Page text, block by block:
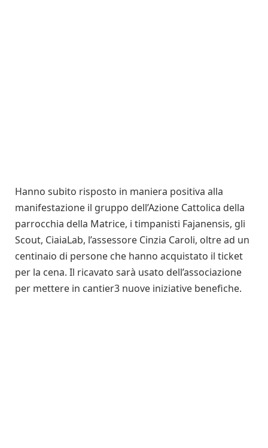
Hanno subito risposto in maniera positiva alla
manifestazione il gruppo dell’Azione Cattolica della
parrocchia della Matrice, i timpanisti Fajanensis, gli
Scout, CiaiaLab, l’assessore Cinzia Caroli, oltre ad un
centinaio di persone che hanno acquistato il ticket
per la cena. Il ricavato sarà usato dell’associazione
per mettere in cantier3 nuove iniziative benefiche.